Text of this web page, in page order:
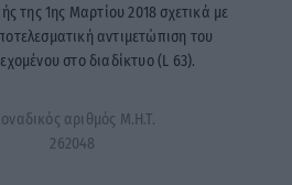
της 1ης Μαρτίου 2018 σχετικά με
αντιμετώπιση του
στο διαδίκτυο (L 63).
αριθμός Μ.Η.Τ.
262048